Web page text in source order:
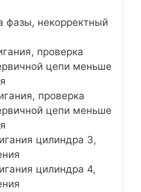
фазы, некорректный
проверка
цепи меньше
проверка
цепи меньше
цилиндра 3,
цилиндра 4,